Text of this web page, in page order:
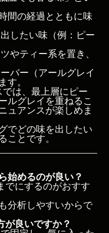
間の経過とともに味
したい味（例：ピー
やティー系を置き、
バー（アールグレイ
す。
は、最上層にピー
ルグレイを重ねるこ
ュアンスが楽しめま
でどの味を出したい
ことです。
始めるのが良い？
でにするのがおすす
分析しやすいからで
が良いですか？